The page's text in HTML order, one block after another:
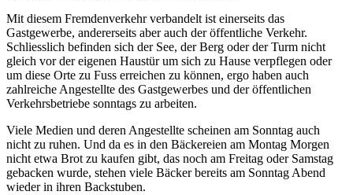
Mit diesem Fremdenverkehr verbandelt ist einerseits das
Gastgewerbe, andererseits aber auch der öffentliche Verkehr.
Schliesslich befinden sich der See, der Berg oder der Turm nicht
gleich vor der eigenen Haustür um sich zu Hause verpflegen oder
um diese Orte zu Fuss erreichen zu können, ergo haben auch
zahlreiche Angestellte des Gastgewerbes und der öffentlichen
Verkehrsbetriebe sonntags zu arbeiten.
Viele Medien und deren Angestellte scheinen am Sonntag auch
nicht zu ruhen. Und da es in den Bäckereien am Montag Morgen
nicht etwa Brot zu kaufen gibt, das noch am Freitag oder Samstag
gebacken wurde, stehen viele Bäcker bereits am Sonntag Abend
wieder in ihren Backstuben.